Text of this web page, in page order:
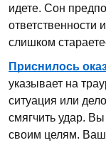
идете. Сон
ответственности
слишком
Приснилось
указывает на
ситуация или
смягчить удар.
своим целям. Ваш